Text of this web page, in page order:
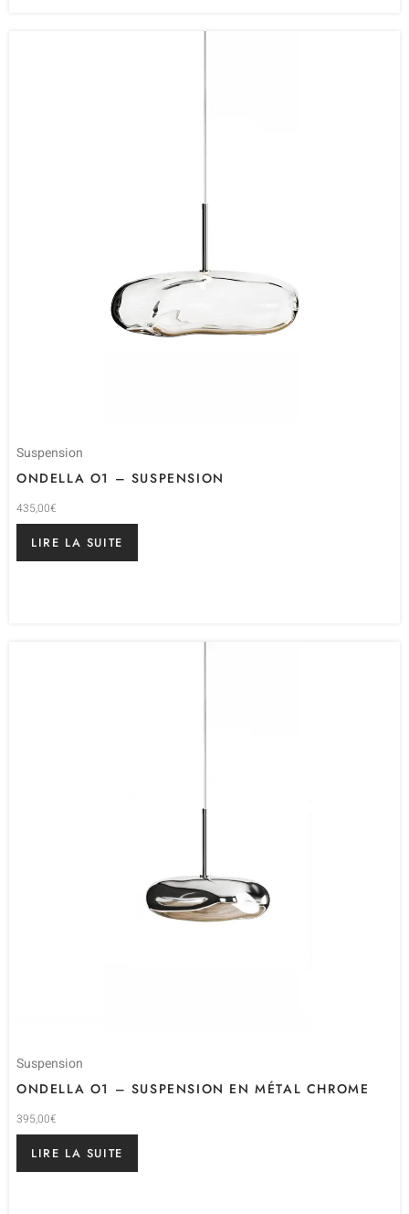
Suspension
ONDELLA O1 – SUSPENSION
435,00€
LIRE LA SUITE
Suspension
ONDELLA O1 – SUSPENSION EN MÉTAL CHROME
395,00€
LIRE LA SUITE